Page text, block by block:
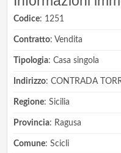
Codice: 1251
Contratto: Vendita
Tipologia: Casa singola
Indirizzo: CONTRADA
Regione: Sicilia
Provincia: Ragusa
Comune: Scicli